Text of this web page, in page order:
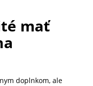
mať
doplnkom, ale